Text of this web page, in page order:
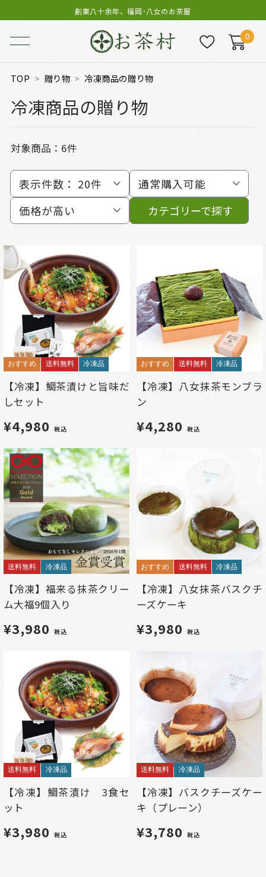
創業八十余年、福岡･八女のお茶屋
0
TOP 贈り物 冷凍商品の贈り物
冷凍商品の贈り物
対象商品： 6件
表示件数： 20件
通常購入可能
価格が高い
カテゴリーで探す
おすすめ 送料無料 冷凍品
【冷凍】鯛茶漬けと旨味だ
しセット
¥4,980 税込
おすすめ 送料無料 冷凍品
【冷凍】八女抹茶モンブラ
ン
¥4,280 税込
送料無料 冷凍品
【冷凍】福来る抹茶クリー
ム大福9個入り
¥3,980 税込
おすすめ 送料無料 冷凍品
【冷凍】八女抹茶バスクチ
ーズケーキ
¥3,980 税込
送料無料 冷凍品
【冷凍】鯛茶漬け 3食セ
ット
¥3,980 税込
送料無料 冷凍品
【冷凍】バスクチーズケー
キ（プレーン）
¥3,780 税込